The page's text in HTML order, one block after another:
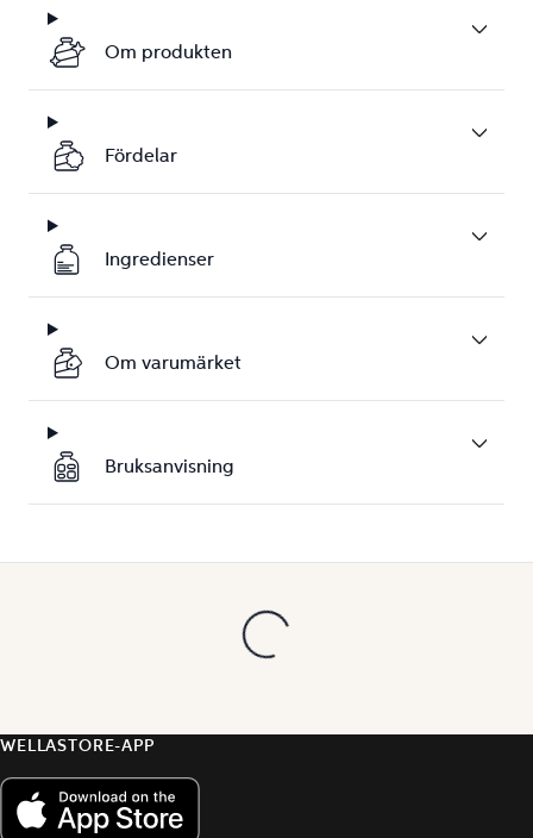
Om produkten
Fördelar
Ingredienser
Om varumärket
Bruksanvisning
WELLASTORE-APP